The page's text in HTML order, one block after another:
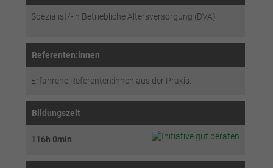
Spezialist/-in Betriebliche Altersversorgung (DVA)
Referenten:innen
Erfahrene Referenten:innen aus der Praxis.
Bildungszeit
116h 0min